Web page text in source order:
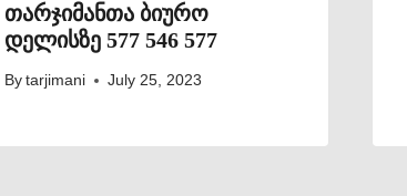
თარჯიმანთა ბიურო
დელისზე 577 546 577
By tarjimani July 25, 2023